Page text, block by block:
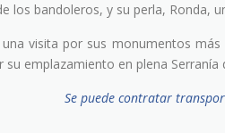
los bandoleros, y su perla, Ronda,
visita por sus monumentos
emplazamiento en plena Serranía
Se puede contratar